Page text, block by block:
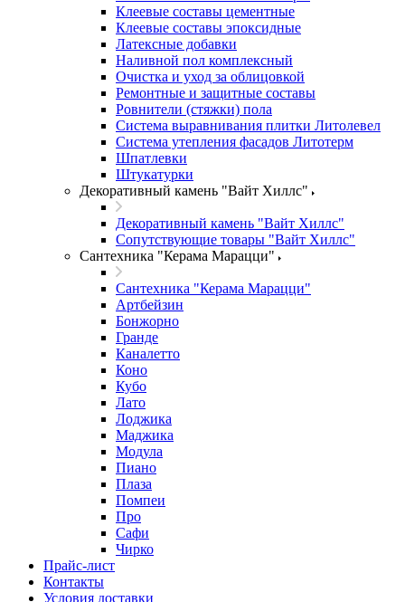
Клеевые составы цементные
Клеевые составы эпоксидные
Латексные добавки
Наливной пол комплексный
Очистка и уход за облицовкой
Ремонтные и защитные составы
Ровнители (стяжки) пола
Система выравнивания плитки Литолевел
Система утепления фасадов Литотерм
Шпатлевки
Штукатурки
Декоративный камень "Вайт Хиллс"
Декоративный камень "Вайт Хиллс"
Сопутствующие товары "Вайт Хиллс"
Сантехника "Керама Марацци"
Сантехника "Керама Марацци"
Артбейзин
Бонжорно
Гранде
Каналетто
Коно
Кубо
Лато
Лоджика
Маджика
Модула
Пиано
Плаза
Помпеи
Про
Сафи
Чирко
Прайс-лист
Контакты
Условия доставки